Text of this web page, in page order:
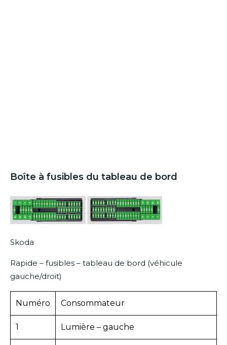
Boîte à fusibles du tableau de bord
Skoda
Rapide – fusibles – tableau de bord (véhicule
gauche/droit)
Numéro Consommateur
1 Lumière – gauche